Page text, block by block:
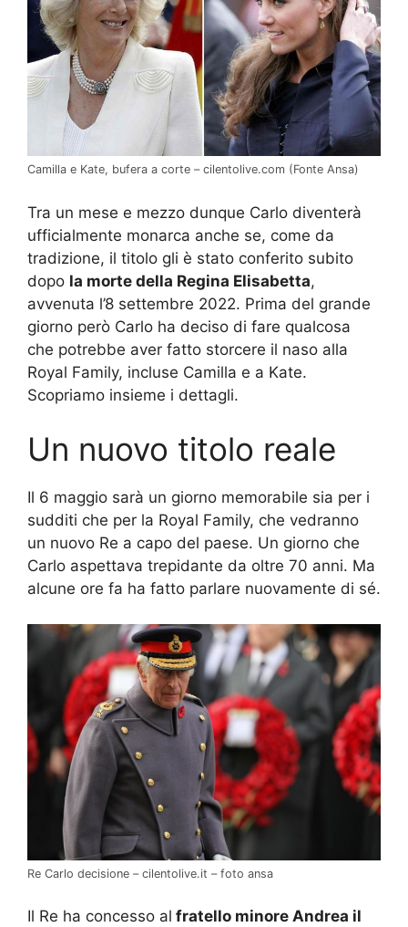
Camilla e Kate, bufera a corte – cilentolive.com (Fonte Ansa)
Tra un mese e mezzo dunque Carlo diventerà
ufficialmente monarca anche se, come da
tradizione, il titolo gli è stato conferito subito
dopo la morte della Regina Elisabetta,
avvenuta l’8 settembre 2022. Prima del grande
giorno però Carlo ha deciso di fare qualcosa
che potrebbe aver fatto storcere il naso alla
Royal Family, incluse Camilla e a Kate.
Scopriamo insieme i dettagli.
Un nuovo titolo reale
Il 6 maggio sarà un giorno memorabile sia per i
sudditi che per la Royal Family, che vedranno
un nuovo Re a capo del paese. Un giorno che
Carlo aspettava trepidante da oltre 70 anni. Ma
alcune ore fa ha fatto parlare nuovamente di sé.
Re Carlo decisione – cilentolive.it – foto ansa
Il Re ha concesso al fratello minore Andrea il